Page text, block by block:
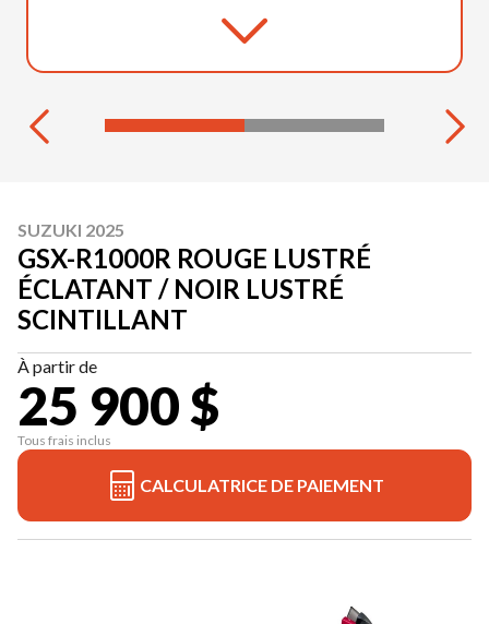
SUZUKI 2025
GSX-R1000R ROUGE LUSTRÉ
ÉCLATANT / NOIR LUSTRÉ
SCINTILLANT
À partir de
25 900 $
Tous frais inclus
CALCULATRICE DE PAIEMENT